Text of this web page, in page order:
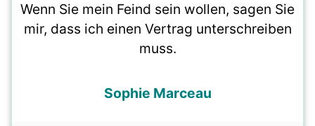
Wenn Sie mein Feind sein wollen, sagen Sie
mir, dass ich einen Vertrag unterschreiben
muss.
Sophie Marceau